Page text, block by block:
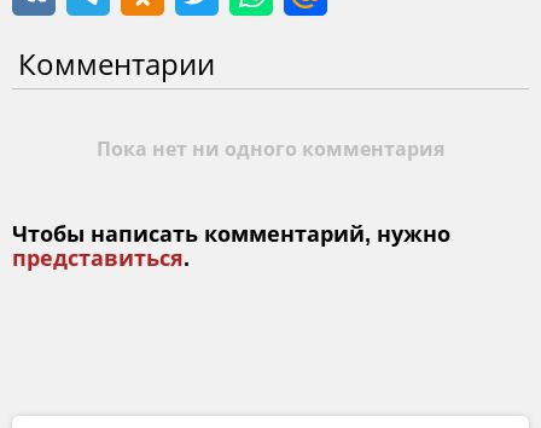
Комментарии
Пока нет ни одного комментария
Чтобы написать комментарий, нужно
представиться.